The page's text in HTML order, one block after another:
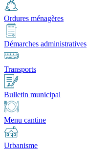
Ordures ménagères
Démarches administratives
Transports
Bulletin municipal
Menu cantine
Urbanisme